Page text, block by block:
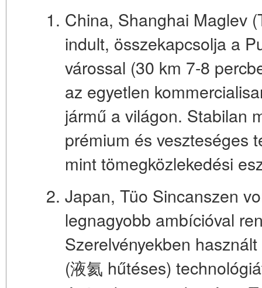
China, Shanghai Maglev
indult, összekapcsolja a
várossal (30 km 7-8
az egyetlen
jármű a világon. Stabilan
prémium és veszteséges
mint tömegközlekedési
Japan, Tüo Sincanszen
legnagyobb ambícióval
Szerelvényekben
(液氦 hűtéses)